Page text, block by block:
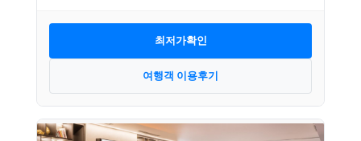
최저가확인
여행객 이용후기